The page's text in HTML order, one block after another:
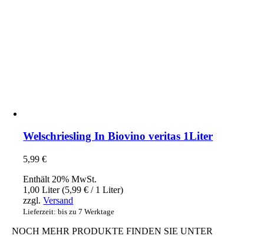
Welschriesling In Biovino veritas 1Liter
5,99€
Enthält 20% MwSt.
1,00 Liter (5,99€ / 1 Liter)
zzgl.Versand
Lieferzeit: bis zu 7 Werktage
NOCH MEHR PRODUKTE FINDEN SIE UNTER